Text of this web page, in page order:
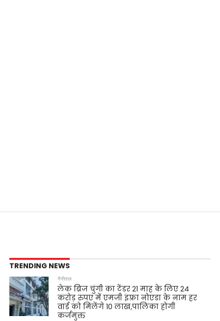
TRENDING NEWS
नैनीताल
लेक ब्रिज चुंगी का टेंडर 21 माह के लिए 24
करोड़ रुपए में एमजी इंफ़्रा नोएडा के नाम हर
वार्ड को मिलेंगे 10 लाख,पालिका होगी
कर्जमुक्त